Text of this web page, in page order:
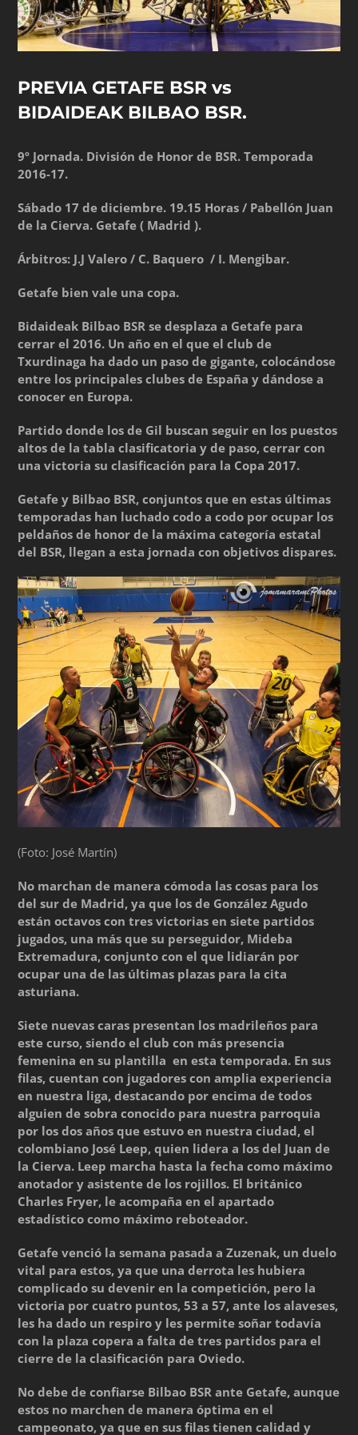
PREVIA GETAFE BSR vs
BIDAIDEAK BILBAO BSR.
9º Jornada. División de Honor de BSR. Temporada
2016-17.
Sábado 17 de diciembre. 19.15 Horas / Pabellón Juan
de la Cierva. Getafe ( Madrid ).
Árbitros: J.J Valero / C. Baquero / I. Mengibar.
Getafe bien vale una copa.
Bidaideak Bilbao BSR se desplaza a Getafe para
cerrar el 2016. Un año en el que el club de
Txurdinaga ha dado un paso de gigante, colocándose
entre los principales clubes de España y dándose a
conocer en Europa.
Partido donde los de Gil buscan seguir en los puestos
altos de la tabla clasificatoria y de paso, cerrar con
una victoria su clasificación para la Copa 2017.
Getafe y Bilbao BSR, conjuntos que en estas últimas
temporadas han luchado codo a codo por ocupar los
peldaños de honor de la máxima categoría estatal
del BSR, llegan a esta jornada con objetivos dispares.
(Foto: José Martín)
No marchan de manera cómoda las cosas para los
del sur de Madrid, ya que los de González Agudo
están octavos con tres victorias en siete partidos
jugados, una más que su perseguidor, Mideba
Extremadura, conjunto con el que lidiarán por
ocupar una de las últimas plazas para la cita
asturiana.
Siete nuevas caras presentan los madrileños para
este curso, siendo el club con más presencia
femenina en su plantilla en esta temporada. En sus
filas, cuentan con jugadores con amplia experiencia
en nuestra liga, destacando por encima de todos
alguien de sobra conocido para nuestra parroquia
por los dos años que estuvo en nuestra ciudad, el
colombiano José Leep, quien lidera a los del Juan de
la Cierva. Leep marcha hasta la fecha como máximo
anotador y asistente de los rojillos. El británico
Charles Fryer, le acompaña en el apartado
estadístico como máximo reboteador.
Getafe venció la semana pasada a Zuzenak, un duelo
vital para estos, ya que una derrota les hubiera
complicado su devenir en la competición, pero la
victoria por cuatro puntos, 53 a 57, ante los alaveses,
les ha dado un respiro y les permite soñar todavía
con la plaza copera a falta de tres partidos para el
cierre de la clasificación para Oviedo.
No debe de confiarse Bilbao BSR ante Getafe, aunque
estos no marchen de manera óptima en el
campeonato, ya que en sus filas tienen calidad y